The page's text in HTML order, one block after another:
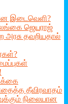
இடைவெளி?
ஜெயராஜ்
அரசு தவறியதால்
தீவிரவாதம்
நிலையான